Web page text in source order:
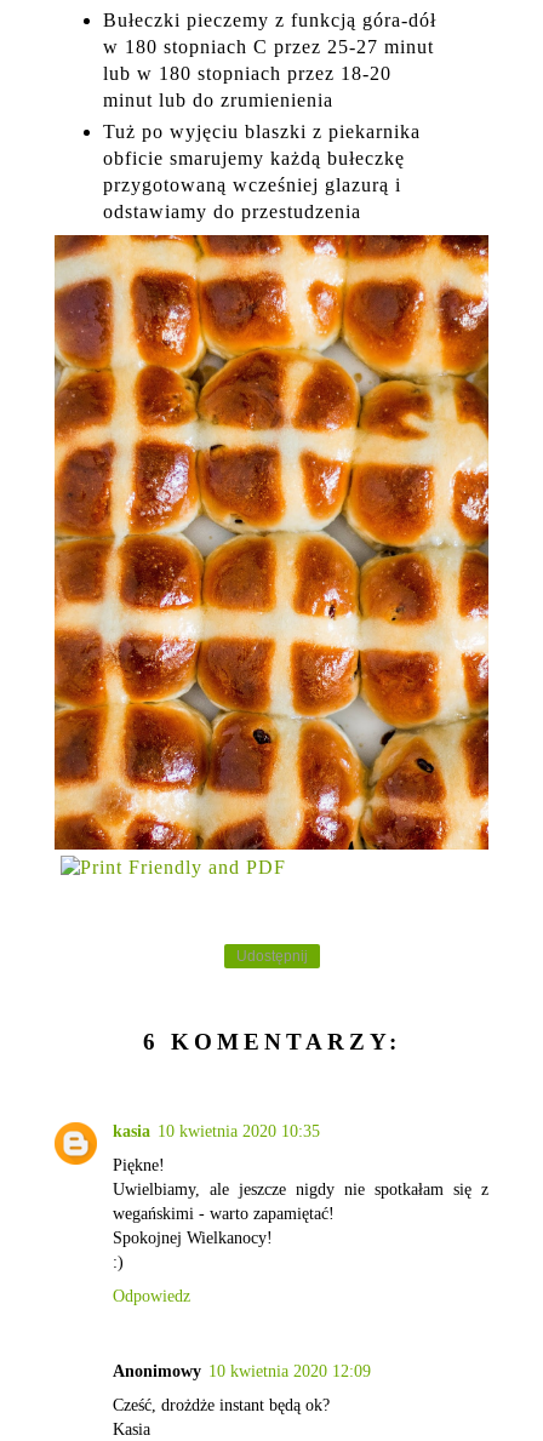
Bułeczki pieczemy z funkcją góra-dół
w 180 stopniach C przez 25-27 minut
lub w 180 stopniach przez 18-20
minut lub do zrumienienia
Tuż po wyjęciu blaszki z piekarnika
obficie smarujemy każdą bułeczkę
przygotowaną wcześniej glazurą i
odstawiamy do przestudzenia
Udostępnij
6 KOMENTARZY:
kasia 10 kwietnia 2020 10:35
Piękne!
Uwielbiamy, ale jeszcze nigdy nie spotkałam się z
wegańskimi - warto zapamiętać!
Spokojnej Wielkanocy!
:)
Odpowiedz
Anonimowy 10 kwietnia 2020 12:09
Cześć, drożdże instant będą ok?
Kasia